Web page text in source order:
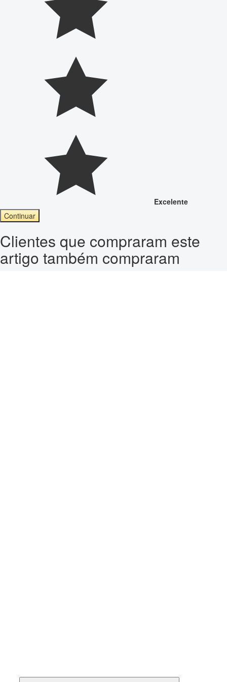
Excelente
Continuar
Clientes que compraram este
artigo também compraram